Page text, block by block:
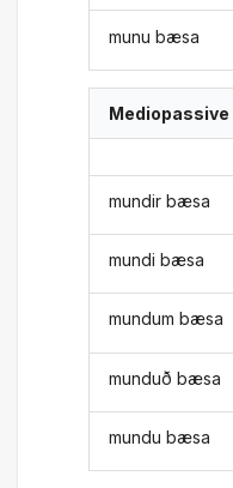
munu bæsa
mundir bæsa
mundi bæsa
mundum bæsa
munduð bæsa
mundu bæsa